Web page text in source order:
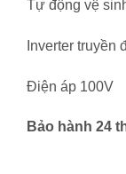
Tự động vệ
Inverter truyền
Điện áp 100V
Bảo hành 24